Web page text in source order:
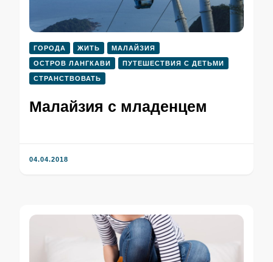
ГОРОДА ЖИТЬ МАЛАЙЗИЯ
ОСТРОВ ЛАНГКАВИ ПУТЕШЕСТВИЯ С ДЕТЬМИ
СТРАНСТВОВАТЬ
Малайзия с младенцем
04.04.2018